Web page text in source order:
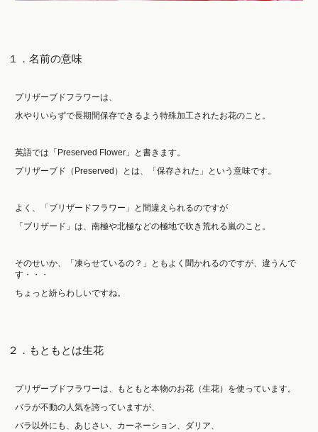
１．名前の意味
プリザーブドフラワーは、
水やりいらずで長期間保存できるよう特殊加工されたお花のこと。
英語では「Preserved Flower」と書きます。
プリザーブド（Preserved）とは、「保存された」という意味です。
よく、「ブリザードフラワー」と間違えられるのですが
「ブリザード」は、南極や北極などの極地で吹き荒れる嵐のこと。
そのせいか、「凍らせているの？」ともよく聞かれるのですが、違うんで
す・・・
ちょっと紛らわしいですね。
２．もともとは生花
プリザーブドフラワーは、もともと本物のお花（生花）を使っています。
バラが不動の人気を誇っていますが、
バラ以外にも、あじさい、カーネーション、ダリア、